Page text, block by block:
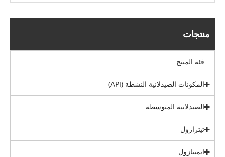
منتجات
فئة المنتج
المكونات الصيدلانية النشطة (API)
الصيدلانية المتوسطة
تيترازول
ايمينازول